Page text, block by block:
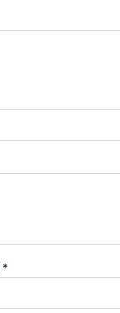
*